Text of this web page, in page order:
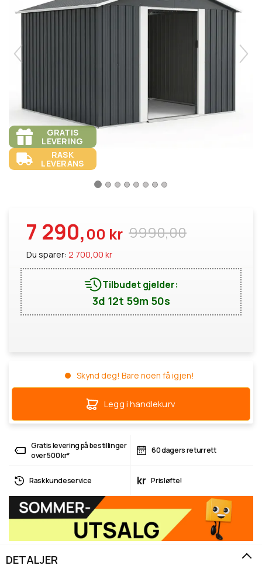
GRATIS
LEVERING
RASK
LEVERANS
9990,00
7 290,00 kr
Du sparer: 2 700,00 kr
Tilbudet gjelder:
3d 12t 59m 49s
Skynd deg! Bare noen få igjen!
Legg i handlekurv
Gratis levering på bestillinger
over 500 kr*
60 dagers returrett
Rask kundeservice kr Prisløfte!
DETALJER